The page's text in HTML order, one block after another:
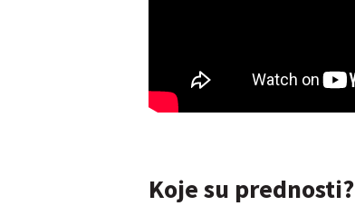
Koje su prednosti?